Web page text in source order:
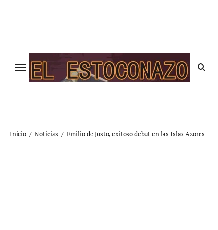
Inicio Noticias Emilio de Justo, exitoso debut en las Islas Azores